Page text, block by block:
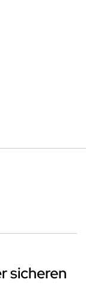
sicheren